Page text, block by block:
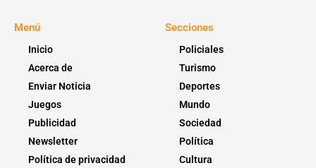
Menú
Inicio
Acerca de
Enviar Noticia
Juegos
Publicidad
Newsletter
Política de privacidad
Secciones
Policiales
Turismo
Deportes
Mundo
Sociedad
Política
Cultura